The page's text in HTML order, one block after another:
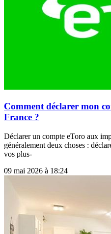
Comment déclarer mon
France ?
Déclarer un compte eToro aux
généralement deux choses :
vos plus-
09 mai 2026 à 18:24